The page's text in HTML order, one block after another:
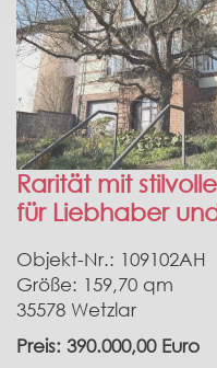
Rarität mit
für Liebhaber
Objekt-Nr.: 109102AH
Größe: 159,70 qm
35578 Wetzlar
Preis: 390.000,00 Euro